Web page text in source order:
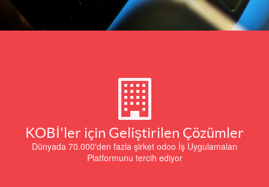
KOBİ'ler için Geliştirilen Çözümler
Dünyada 70.000'den fazla şirket odoo İş Uygulamaları
Platformunu tercih ediyor